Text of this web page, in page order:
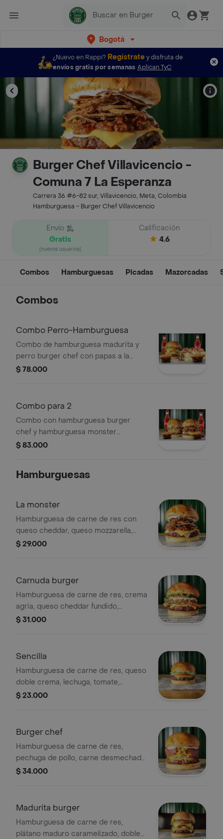
Bogotá
¿Nuevo en Rappi? Regístratey disfruta de
envíos gratis por semanas Aplican TyC
Burger Chef Villavicencio -
Comuna 7 La Esperanza
Carrera 36 #6-82 sur, Villavicencio, Meta, Colombia
Hamburguesa - Burger Chef Villavicencio
Envío
Gratis
(nuevos usuarios)
Calificación
4.6
Combos Hamburguesas Picadas Mazorcadas
Combos
Combo Perro-Hamburguesa
Combo de hamburguesa madurita y
perro burger chef con papas a la
francesa y bebida a elección.
$ 78.000
Combo para 2
Combo con hamburguesa burger
chef y hamburguesa monster
acompañados con papas y bebida a
$ 83.000
Hamburguesas
La monster
Hamburguesa de carne de res con
queso cheddar, queso mozzarella,
mermelada de tocineta, cebolla
$ 29.000
Carnuda burger
Hamburguesa de carne de res, crema
agria, queso cheddar fundido,
panceta carnuda, pico de gallo,
$ 31.000
Sencilla
Hamburguesa de carne de res, queso
doble crema, lechuga, tomate,
cebolla, salsas de la casa en pan
$ 23.000
Burger chef
Hamburguesa de carne de res,
pechuga de pollo, carne desmechada,
cheddar derretido, tocienta crocante,
base de papa.
$ 34.000
Madurita burger
Hamburguesa de carne de res,
plátano maduro caramelizado, doble